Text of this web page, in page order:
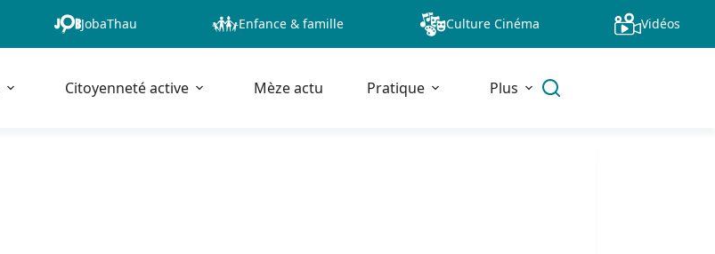
JobaThau Enfance & famille Culture Cinéma Vidéos
Citoyenneté active Mèze actu Pratique Plus